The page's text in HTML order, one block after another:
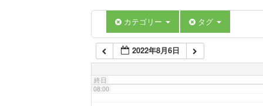
カテゴリー タグ
2022年8月6日
終日
07:00
08:00